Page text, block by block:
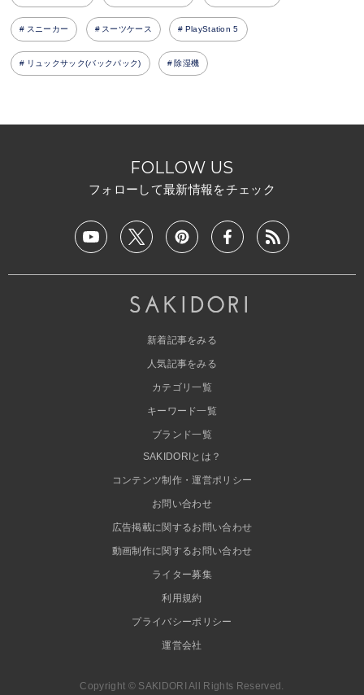
スニーカー スーツケース PlayStation 5
リュックサック(バックパック) 除湿機
FOLLOW US
フォローして最新情報をチェック
新着記事をみる
人気記事をみる
カテゴリ一覧
キーワード一覧
ブランド一覧
SAKIDORIとは？
コンテンツ制作・運営ポリシー
お問い合わせ
広告掲載に関するお問い合わせ
動画制作に関するお問い合わせ
ライター募集
利用規約
プライバシーポリシー
運営会社
Copyright © SAKIDORI All Rights Reserved.